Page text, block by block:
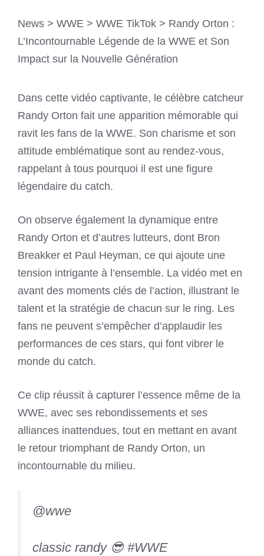
News > WWE > WWE TikTok > Randy Orton :
L’Incontournable Légende de la WWE et Son
Impact sur la Nouvelle Génération
Dans cette vidéo captivante, le célèbre catcheur
Randy Orton fait une apparition mémorable qui
ravit les fans de la WWE. Son charisme et son
attitude emblématique sont au rendez-vous,
rappelant à tous pourquoi il est une figure
légendaire du catch.
On observe également la dynamique entre
Randy Orton et d’autres lutteurs, dont Bron
Breakker et Paul Heyman, ce qui ajoute une
tension intrigante à l’ensemble. La vidéo met en
avant des moments clés de l’action, illustrant le
talent et la stratégie de chacun sur le ring. Les
fans ne peuvent s’empêcher d’applaudir les
performances de ces stars, qui font vibrer le
monde du catch.
Ce clip réussit à capturer l’essence même de la
WWE, avec ses rebondissements et ses
alliances inattendues, tout en mettant en avant
le retour triomphant de Randy Orton, un
incontournable du milieu.
@wwe
classic randy 😎 #WWE